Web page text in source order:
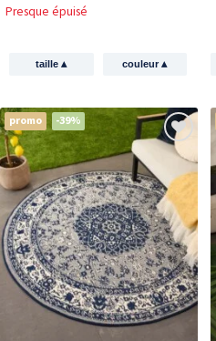
Presque épuisé
taille▴ couleur▴
promo -39%